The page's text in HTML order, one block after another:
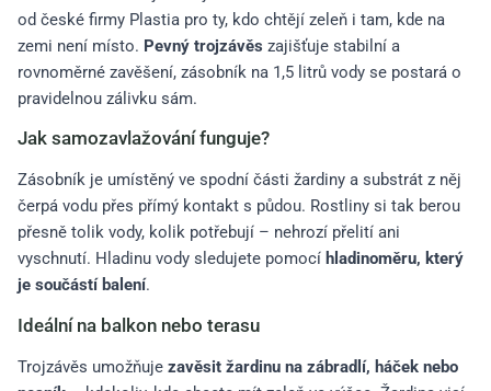
od české firmy Plastia pro ty, kdo chtějí zeleň i tam, kde na
zemi není místo. Pevný trojzávěs zajišťuje stabilní a
rovnoměrné zavěšení, zásobník na 1,5 litrů vody se postará o
pravidelnou zálivku sám.
Jak samozavlažování funguje?
Zásobník je umístěný ve spodní části žardiny a substrát z něj
čerpá vodu přes přímý kontakt s půdou. Rostliny si tak berou
přesně tolik vody, kolik potřebují – nehrozí přelití ani
vyschnutí. Hladinu vody sledujete pomocí hladinoměru, který
je součástí balení.
Ideální na balkon nebo terasu
Trojzávěs umožňuje zavěsit žardinu na zábradlí, háček nebo